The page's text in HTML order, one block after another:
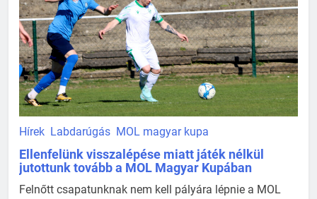
Hírek Labdarúgás MOL magyar kupa
Ellenfelünk visszalépése miatt játék nélkül
jutottunk tovább a MOL Magyar Kupában
Felnőtt csapatunknak nem kell pályára lépnie a MOL